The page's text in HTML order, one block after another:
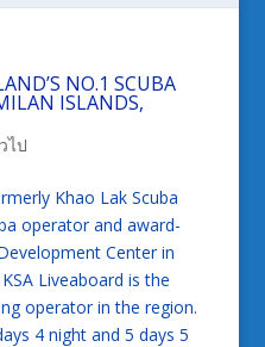
NO.1 SCUBA
ISLANDS,
ไป
Khao Lak Scuba
operator and award-
Center in
Liveaboard is the
operator in the region.
4 night and 5 days 5